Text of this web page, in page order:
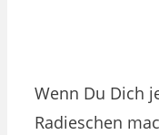
Wenn Du Dich
Radieschen